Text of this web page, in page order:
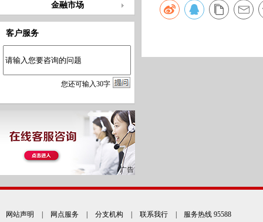
金融市场
客户服务
您还可输入30字
网站声明 网点服务 分支机构 联系我行 | 服务热线 95588